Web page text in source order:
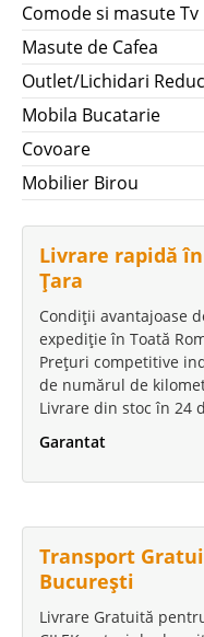
Comode si masute Tv
Masute de Cafea
Outlet/Lichidari
Mobila Bucatarie
Covoare
Mobilier Birou
Livrare rapidă
Țara
Condiții avantajoase
expediție în Toată
Prețuri competitive
de numărul de
Livrare din stoc în 24
Garantat
Transport
București
Livrare Gratuită